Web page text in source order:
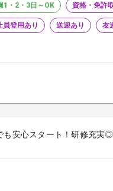
1・2・3日～OK 資格・免許
員登用あり 送迎あり 友
安心スタート！研修充実